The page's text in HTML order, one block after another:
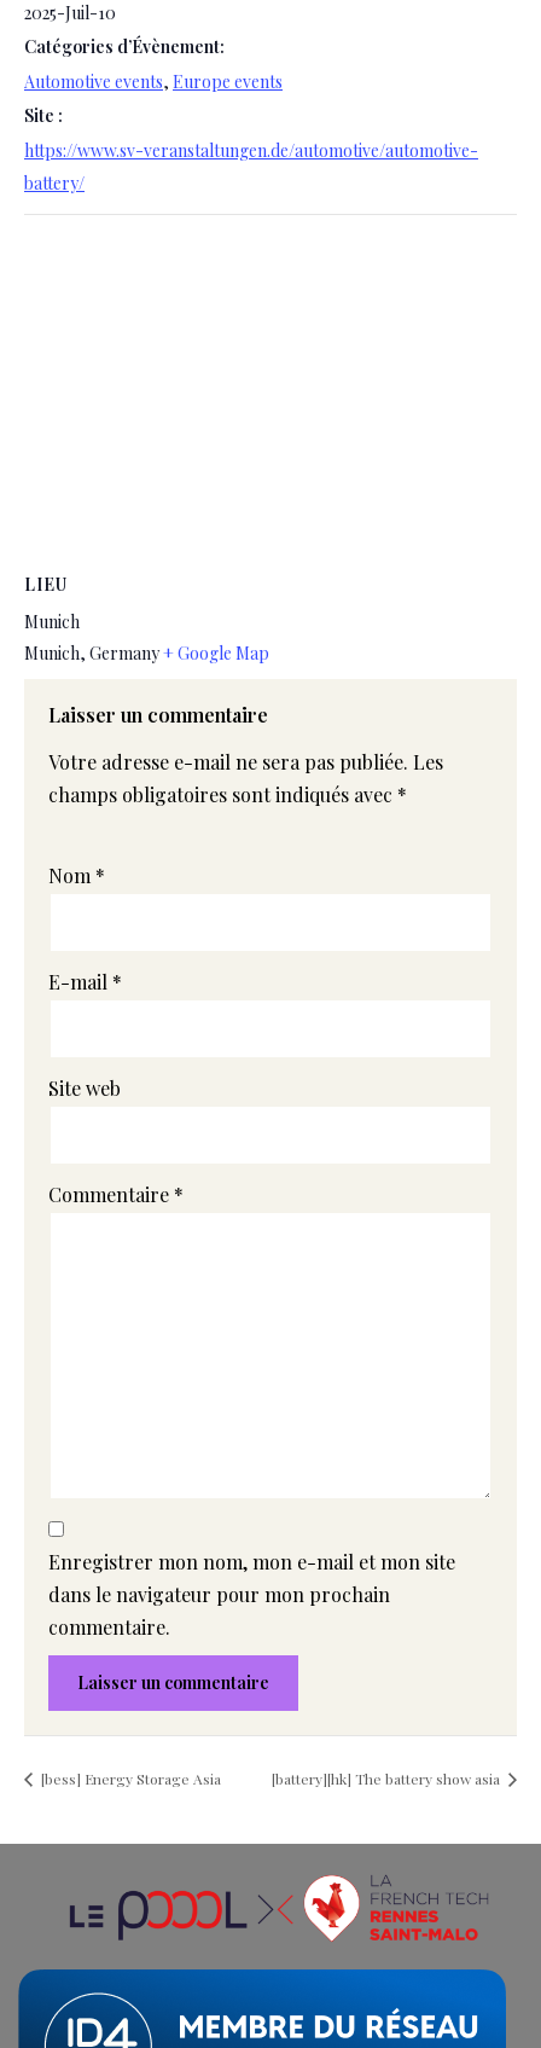
2025-Juil-10
Catégories d’Évènement:
Automotive events, Europe events
Site :
https://www.sv-veranstaltungen.de/automotive/automotive-
battery/
LIEU
Munich
Munich, Germany+ Google Map
Laisser un commentaire
Votre adresse e-mail ne sera pas publiée. Les
champs obligatoires sont indiqués avec *
Nom *
E-mail *
Site web
Commentaire *
Enregistrer mon nom, mon e-mail et mon site
dans le navigateur pour mon prochain
commentaire.
[bess] Energy Storage Asia [battery][hk] The battery show asia